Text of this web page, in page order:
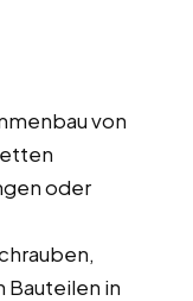
von
oder
Bauteilen in